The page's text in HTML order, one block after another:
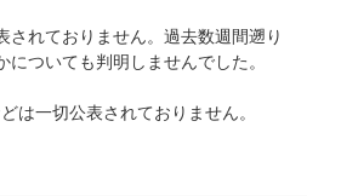
れておりません。過去数週間遡り
ついても判明しませんでした。
は一切公表されておりません。